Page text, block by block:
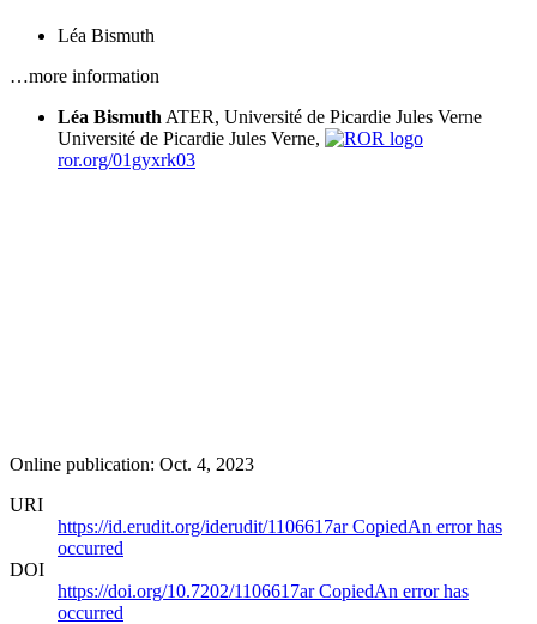
Léa Bismuth
…more information
Léa Bismuth ATER, Université de Picardie Jules Verne
Université de Picardie Jules Verne,
ror.org/01gyxrk03
Online publication: Oct. 4, 2023
URI
https://id.erudit.org/iderudit/1106617arCopiedAn error has
occurred
DOI
https://doi.org/10.7202/1106617arCopiedAn error has
occurred